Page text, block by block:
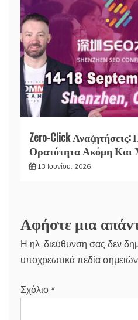
Zero-Click
Ορατότητα Ακόμη Και
13 Ιουνίου, 2026
Αφήστε μια
Η ηλ. διεύθυνση σας δεν
υποχρεωτικά πεδία
Σχόλιο *